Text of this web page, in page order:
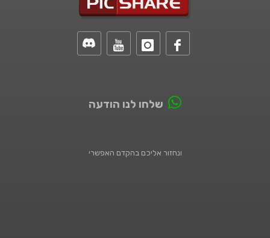
שלחו לנו הודעה
ונחזור אליכם בהקדם האפשרי